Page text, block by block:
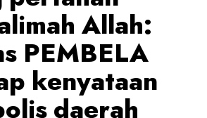
Allah:
PEMBELA
kenyataan
daerah